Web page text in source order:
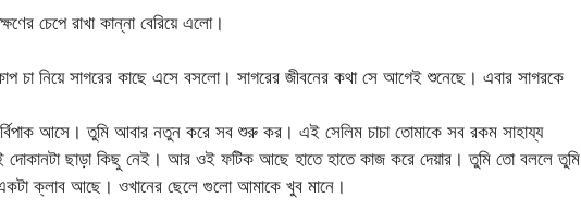
চেপে রাখা কান্না বেরিয়ে এলো।
চা নিয়ে সাগরের কাছে এসে বসলো। সাগরের জীবনের কথা সে আগেই শুনেছে। এবার সাগরকে
আসে। তুমি আবার নতুন করে সব শুরু কর। এই সেলিম চাচা তোমাকে সব রকম সাহায্য
ছাড়া কিছু নেই। আর ওই ফটিক আছে হাতে হাতে কাজ করে দেয়ার। তুমি তো বললে তুমি
ক্লাব আছে। ওখানের ছেলে গুলো আমাকে খুব মানে।